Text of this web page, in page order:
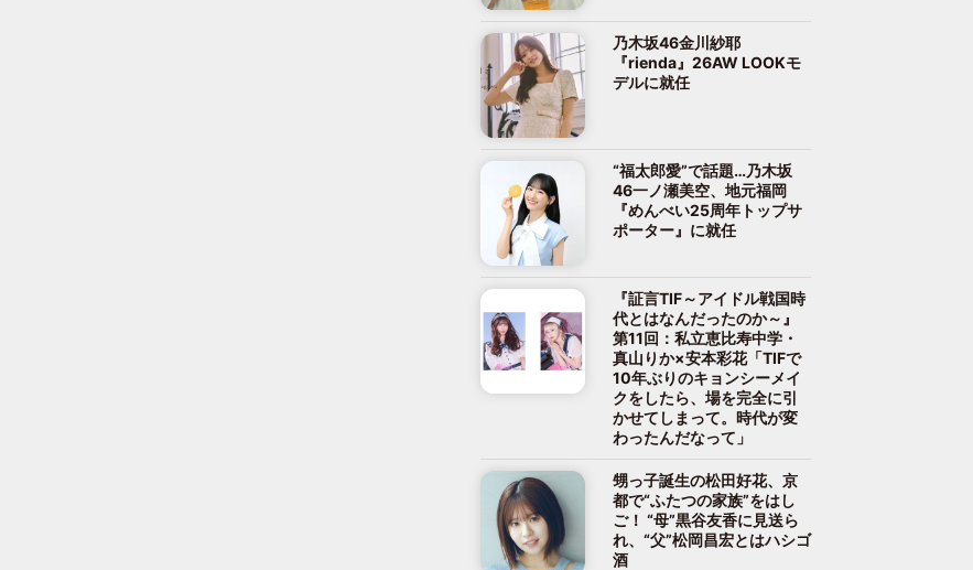
乃木坂46金川紗耶
『rienda』26AW LOOKモ
デルに就任
“福太郎愛”で話題…乃木坂
46一ノ瀬美空、地元福岡
『めんべい25周年トップサ
ポーター』に就任
『証言TIF～アイドル戦国時
代とはなんだったのか～』
第11回：私立恵比寿中学・
真山りか×安本彩花「TIFで
10年ぶりのキョンシーメイ
クをしたら、場を完全に引
かせてしまって。時代が変
わったんだなって」
甥っ子誕生の松田好花、京
都で“ふたつの家族”をはし
ご！ “母”黒谷友香に見送ら
れ、“父”松岡昌宏とはハシゴ
酒